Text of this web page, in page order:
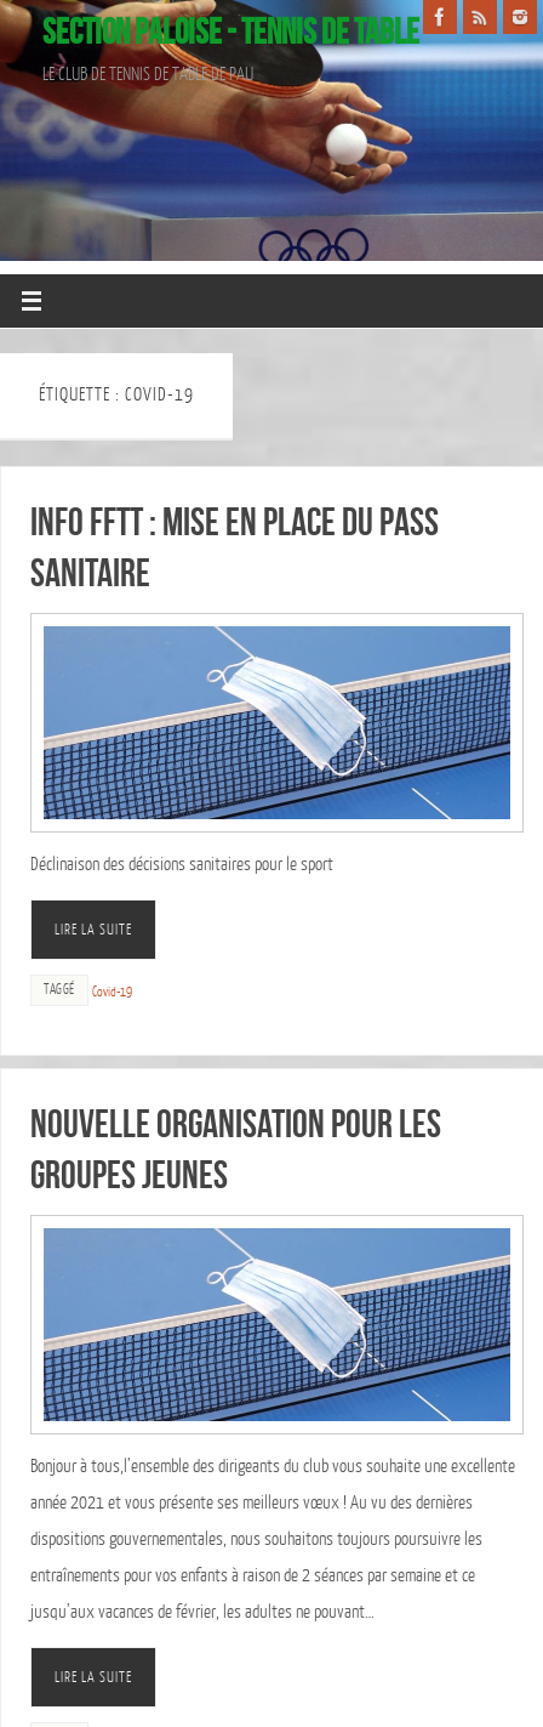
SECTION PALOISE - TENNIS DE TABLE
LE CLUB DE TENNIS DE TABLE DE PAU
ÉTIQUETTE : COVID-19
INFO FFTT : Mise en place du Pass
sanitaire
Déclinaison des décisions sanitaires pour le sport
LIRE LA SUITE
TAGGÉ Covid-19
Nouvelle organisation pour les
groupes jeunes
Bonjour à tous,l’ensemble des dirigeants du club vous souhaite une excellente
année 2021 et vous présente ses meilleurs vœux ! Au vu des dernières
dispositions gouvernementales, nous souhaitons toujours poursuivre les
entraînements pour vos enfants à raison de 2 séances par semaine et ce
jusqu’aux vacances de février, les adultes ne pouvant…
LIRE LA SUITE